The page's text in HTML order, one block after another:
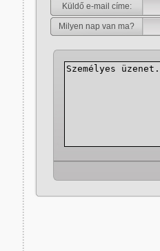
Küldő e-mail címe:
Milyen nap van ma?